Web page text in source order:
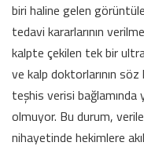
biri haline gelen
tedavi kararlarının
kalpte çekilen tek bir
ve kalp doktorlarının
teşhis verisi bağlamında
olmuyor. Bu durum,
nihayetinde hekimlere